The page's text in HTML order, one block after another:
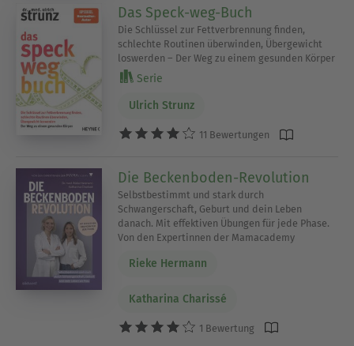
Das Speck-weg-Buch
Die Schlüssel zur Fettverbrennung finden,
schlechte Routinen überwinden, Übergewicht
loswerden – Der Weg zu einem gesunden Körper
Serie
Ulrich Strunz
11 Bewertungen
Die Beckenboden-Revolution
Selbstbestimmt und stark durch
Schwangerschaft, Geburt und dein Leben
danach. Mit effektiven Übungen für jede Phase.
Von den Expertinnen der Mamacademy
Rieke Hermann
Katharina Charissé
1 Bewertung